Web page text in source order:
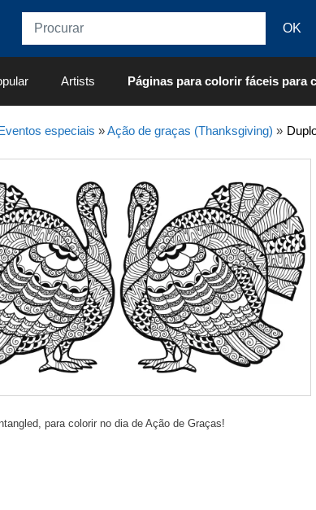
Artists Páginas para colorir fáceis para
especiais »Ação de graças (Thanksgiving) »
para colorir no dia de Ação de Graças!